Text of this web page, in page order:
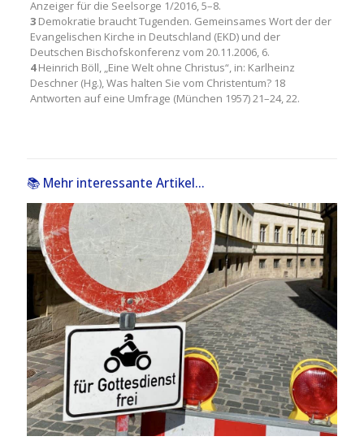
Anzeiger für die Seelsorge 1/2016, 5–8.
3Demokratie braucht Tugenden. Gemeinsames Wort der der
Evangelischen Kirche in Deutschland (EKD) und der
Deutschen Bischofskonferenz vom 20.11.2006, 6.
4Heinrich Böll, „Eine Welt ohne Christus“, in: Karlheinz
Deschner (Hg.), Was halten Sie vom Christentum? 18
Antworten auf eine Umfrage (München 1957) 21–24, 22.
📚 Mehr interessante Artikel...